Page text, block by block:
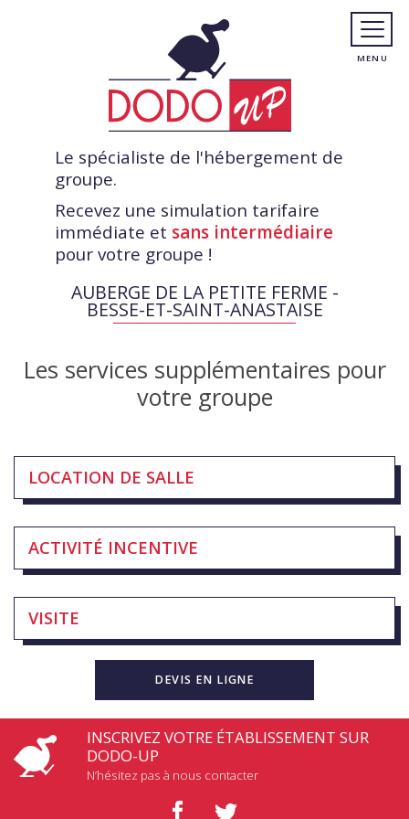
Le spécialiste de l'hébergement de
groupe.
Recevez une simulation tarifaire
immédiate et sans intermédiaire
pour votre groupe !
AUBERGE DE LA PETITE FERME -
BESSE-ET-SAINT-ANASTAISE
Les services supplémentaires pour
votre groupe
LOCATION DE SALLE
ACTIVITÉ INCENTIVE
VISITE
DEVIS EN LIGNE
INSCRIVEZ VOTRE ÉTABLISSEMENT SUR
DODO-UP
N’hésitez pas à nous contacter